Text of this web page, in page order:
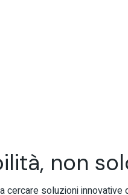
non
cercare soluzioni